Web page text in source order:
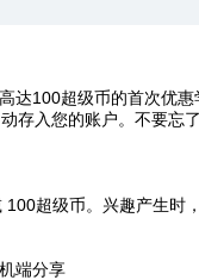
达100超级币的首次优
存入您的账户。不要忘
超级币。兴趣产生时
端分享